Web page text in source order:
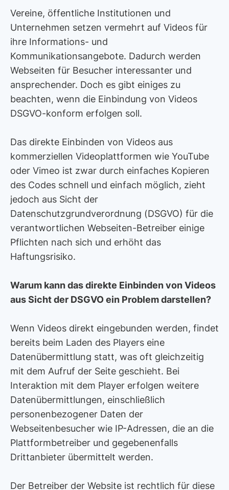
Vereine, öffentliche Institutionen und
Unternehmen setzen vermehrt auf Videos für
ihre Informations- und
Kommunikationsangebote. Dadurch werden
Webseiten für Besucher interessanter und
ansprechender. Doch es gibt einiges zu
beachten, wenn die Einbindung von Videos
DSGVO-konform erfolgen soll.
Das direkte Einbinden von Videos aus
kommerziellen Videoplattformen wie YouTube
oder Vimeo ist zwar durch einfaches Kopieren
des Codes schnell und einfach möglich, zieht
jedoch aus Sicht der
Datenschutzgrundverordnung (DSGVO) für die
verantwortlichen Webseiten-Betreiber einige
Pflichten nach sich und erhöht das
Haftungsrisiko.
Warum kann das direkte Einbinden von Videos
aus Sicht der DSGVO ein Problem darstellen?
Wenn Videos direkt eingebunden werden, findet
bereits beim Laden des Players eine
Datenübermittlung statt, was oft gleichzeitig
mit dem Aufruf der Seite geschieht. Bei
Interaktion mit dem Player erfolgen weitere
Datenübermittlungen, einschließlich
personenbezogener Daten der
Webseitenbesucher wie IP-Adressen, die an die
Plattformbetreiber und gegebenenfalls
Drittanbieter übermittelt werden.
Der Betreiber der Website ist rechtlich für diese